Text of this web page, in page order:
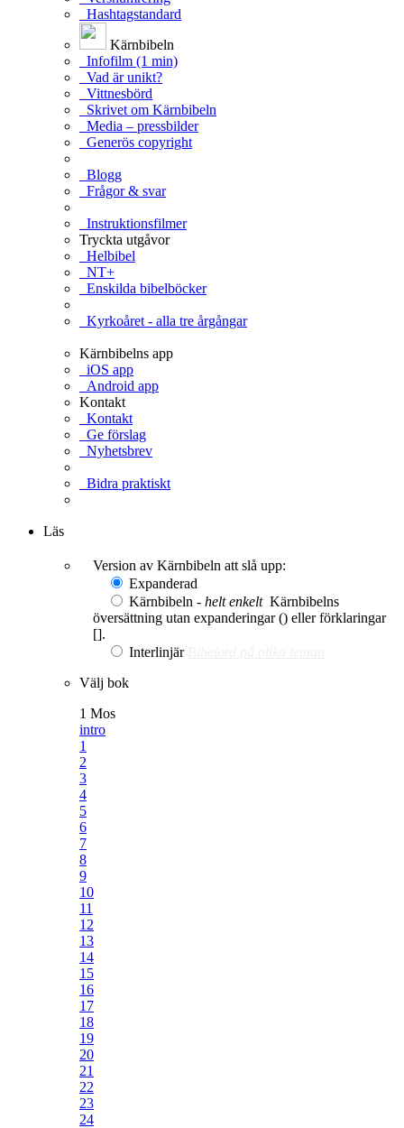
Hashtagstandard
Kärnbibeln
Infofilm (1 min)
Vad är unikt?
Vittnesbörd
Skrivet om Kärnbibeln
Media – pressbilder
Generös copyright
Blogg
Frågor & svar
Instruktionsfilmer
Tryckta utgåvor
Helbibel
NT+
Enskilda bibelböcker
Kyrkoåret - alla tre årgångar
Kärnbibelns app
iOS app
Android app
Kontakt
Kontakt
Ge förslag
Nyhetsbrev
Bidra praktiskt
Läs
Version av Kärnbibeln att slå upp:
Expanderad
Kärnbibeln - helt enkelt Kärnbibelns
översättning utan expanderingar () eller förklaringar
[].
Interlinjär
Välj bok
1 Mos
intro
1
2
3
4
5
6
7
8
9
10
11
12
13
14
15
16
17
18
19
20
21
22
23
24